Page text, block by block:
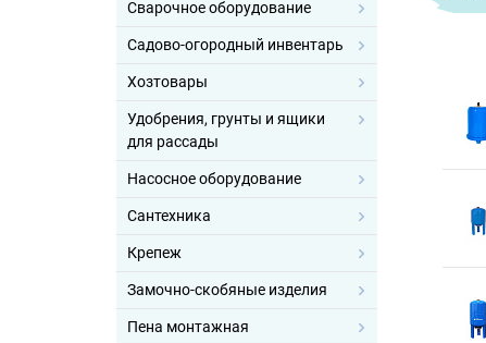
Сварочное оборудование
Садово-огородный инвентарь
Хозтовары
Удобрения, грунты и ящики
для рассады
Насосное оборудование
Сантехника
Крепеж
Замочно-скобяные изделия
Пена монтажная